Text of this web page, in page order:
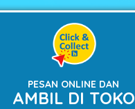
PESAN ONLINE DAN
AMBIL DI TOKO